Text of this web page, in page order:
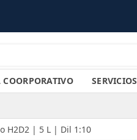
COORPORATIVO SERVICIOS
H2D2 | 5 L | Dil 1:10